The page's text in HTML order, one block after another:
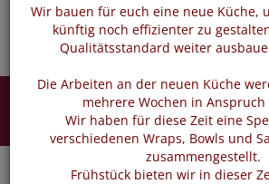
Buchen
Wir bauen für euch eine neue Küche,
künftig noch effizienter zu
Qualitätsstandard weiter
Die Arbeiten an der neuen Küche
mehrere Wochen in
Wir haben für diese Zeit eine
verschiedenen Wraps, Bowls und
zusammengestellt.
Frühstück bieten wir in dieser